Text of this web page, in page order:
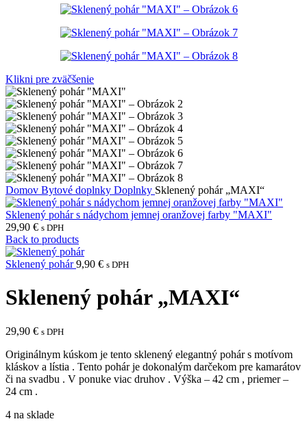
Klikni pre zväčšenie
Domov Bytové doplnky Doplnky Sklenený pohár „MAXI“
Sklenený pohár s nádychom jemnej oranžovej farby "MAXI"
29,90 € s DPH
Back to products
Sklenený pohár9,90 € s DPH
Sklenený pohár „MAXI“
29,90 € s DPH
Originálnym kúskom je tento sklenený elegantný pohár s motívom
kláskov a lístia . Tento pohár je dokonalým darčekom pre kamarátov
či na svadbu . V ponuke viac druhov . Výška – 42 cm , priemer –
24 cm .
4 na sklade